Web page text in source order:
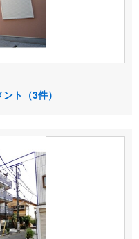
ント（3件）